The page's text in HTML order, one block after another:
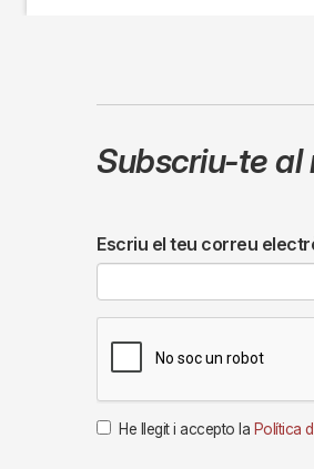
Subscriu-te
Escriu el teu correu
He llegit i accepto la Política